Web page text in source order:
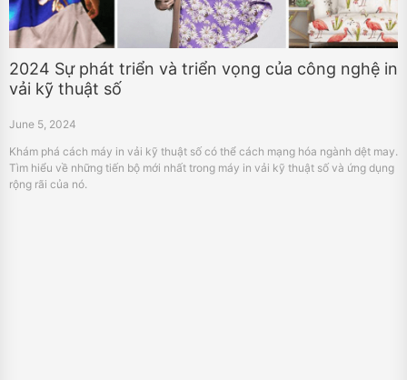
2024 Sự phát triển và triển vọng của công nghệ in
vải kỹ thuật số
June 5, 2024
Khám phá cách máy in vải kỹ thuật số có thể cách mạng hóa ngành dệt may.
Tìm hiểu về những tiến bộ mới nhất trong máy in vải kỹ thuật số và ứng dụng
rộng rãi của nó.